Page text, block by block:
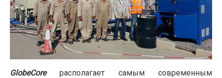
GlobeCoreрасполагает самым современным